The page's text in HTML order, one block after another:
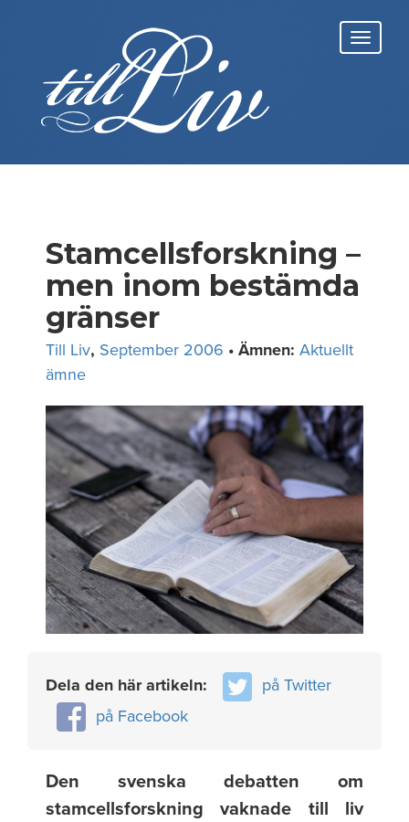
Stamcellsforskning –
men inom bestämda
gränser
Till Liv, September 2006 • Ämnen: Aktuellt
ämne
Dela den här artikeln:
på Twitter
på Facebook
Den svenska debatten om
stamcellsforskning vaknade till liv